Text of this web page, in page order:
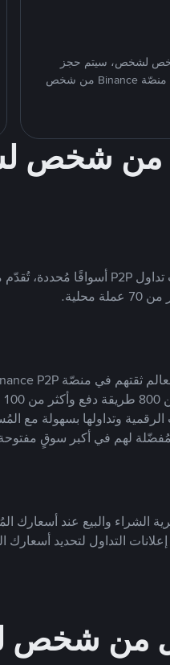
لشخص، سيتم حجز
الأصل الرقمي في الضمان لدى منصّة Binance من شخص
من
وتداولها بسهولة مع
لهم في أكبر سوقٍ مفتوحة
الشراء والبيع عند أسعارك
التداول لتحديد أسعارك
من